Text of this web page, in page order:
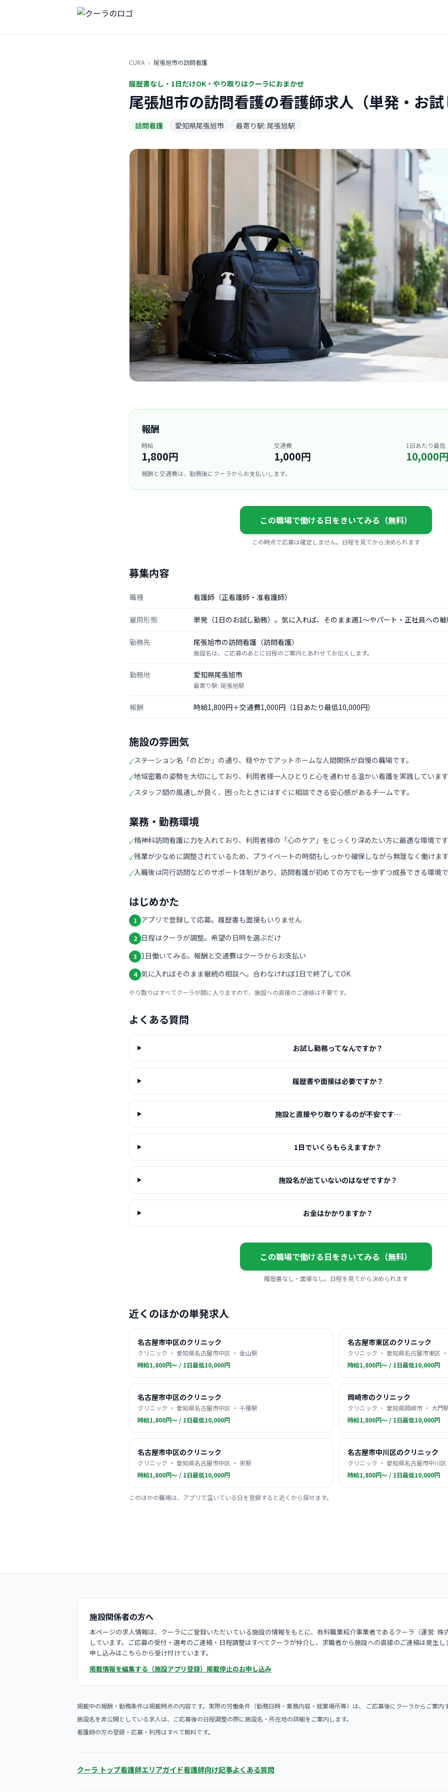
CURA › 尾張旭市の訪問看護
履歴書なし・1日だけOK・やり取りはクーラにおまかせ
尾張旭市の訪問看護の看護師求人（単発・お試
訪問看護 愛知県尾張旭市 最寄り駅: 尾張旭駅
報酬
時給
1,800円
交通費
1,000円
1日あたり最低
10,000円
報酬と交通費は、勤務後にクーラからお支払いします。
この職場で働ける日をきいてみる（無料）
この時点で応募は確定しません。日程を見てから決められます
募集内容
職種 看護師（正看護師・准看護師）
雇用形態 単発（1日のお試し勤務）。気に入れば、そのまま週1〜やパート・正社員への継
勤務先 尾張旭市の訪問看護（訪問看護）
施設名は、ご応募のあとに日程のご案内とあわせてお伝えします。
勤務地 愛知県尾張旭市
最寄り駅: 尾張旭駅
報酬 時給1,800円＋交通費1,000円（1日あたり最低10,000円）
施設の雰囲気
✓ステーション名「のどか」の通り、穏やかでアットホームな人間関係が自慢の職場です。
✓地域密着の姿勢を大切にしており、利用者様一人ひとりと心を通わせる温かい看護を実践しています
✓スタッフ間の風通しが良く、困ったときにはすぐに相談できる安心感があるチームです。
業務・勤務環境
✓精神科訪問看護に力を入れており、利用者様の「心のケア」をじっくり深めたい方に最適な環境です
✓残業が少なめに調整されているため、プライベートの時間もしっかり確保しながら無理なく働けます
✓入職後は同行訪問などのサポート体制があり、訪問看護が初めての方でも一歩ずつ成長できる環境で
はじめかた
1 アプリで登録して応募。履歴書も面接もいりません
2 日程はクーラが調整。希望の日時を選ぶだけ
3 1日働いてみる。報酬と交通費はクーラからお支払い
4 気に入ればそのまま継続の相談へ。合わなければ1日で終了してOK
やり取りはすべてクーラが間に入りますので、施設への直接のご連絡は不要です。
よくある質問
お試し勤務ってなんですか？
履歴書や面接は必要ですか？
施設と直接やり取りするのが不安です…
1日でいくらもらえますか？
施設名が出ていないのはなぜですか？
お金はかかりますか？
この職場で働ける日をきいてみる（無料）
履歴書なし・面接なし。日程を見てから決められます
近くのほかの単発求人
名古屋市中区のクリニック
クリニック ・ 愛知県名古屋市中区 ・ 金山駅
時給1,800円〜 / 1日最低10,000円
名古屋市東区のクリニック
クリニック ・ 愛知県名古屋市東区
時給1,800円〜 / 1日最低10,000円
名古屋市中区のクリニック
クリニック ・ 愛知県名古屋市中区 ・ 千種駅
時給1,800円〜 / 1日最低10,000円
岡崎市のクリニック
クリニック ・ 愛知県岡崎市 ・ 大門
時給1,800円〜 / 1日最低10,000円
名古屋市中区のクリニック
クリニック ・ 愛知県名古屋市中区 ・ 栄駅
時給1,800円〜 / 1日最低10,000円
名古屋市中川区のクリニック
クリニック ・ 愛知県名古屋市中川
時給1,800円〜 / 1日最低10,000円
このほかの職場は、アプリで空いている日を登録すると近くから探せます。
施設関係者の方へ
本ページの求人情報は、クーラにご登録いただいている施設の情報をもとに、有料職業紹介事業者であるクーラ（運営:
しています。ご応募の受付・選考のご連絡・日程調整はすべてクーラが仲介し、求職者から施設への直接のご連絡は発生
申し込みはこちらから受け付けています。
掲載情報を編集する（施設アプリ登録） 掲載停止のお申し込み
掲載中の報酬・勤務条件は掲載時点の内容です。実際の労働条件（勤務日時・業務内容・就業場所等）は、 ご応募後にクーラからご案内
施設名を非公開としている求人は、ご応募後の日程調整の際に施設名・所在地の詳細をご案内します。
看護師の方の登録・応募・利用はすべて無料です。
クーラ トップ看護師エリアガイド看護師向け記事よくある質問